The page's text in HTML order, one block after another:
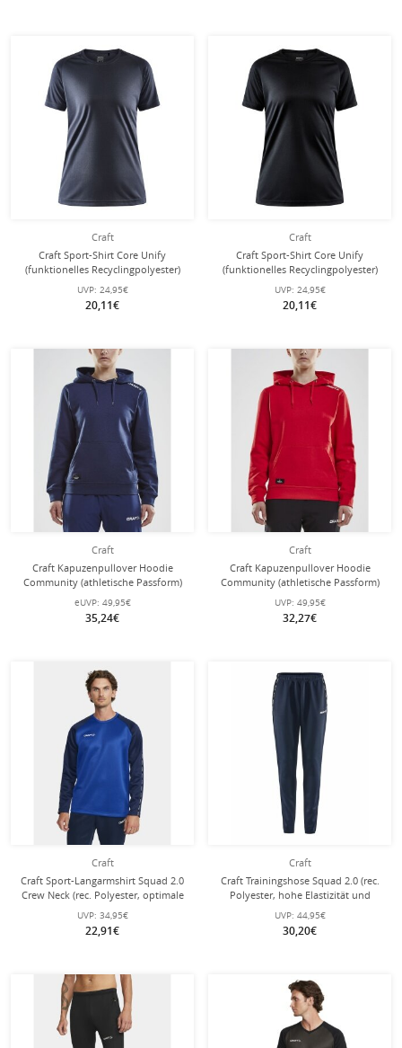
Craft
Craft Sport-Shirt Core Unify
(funktionelles Recyclingpolyester)
dunkelgrau Damen
UVP: 24,95€
20,11€
Craft
Craft Sport-Shirt Core Unify
(funktionelles Recyclingpolyester)
schwarz Damen
UVP: 24,95€
20,11€
Craft
Craft Kapuzenpullover Hoodie
Community (athletische Passform)
navyblau Damen
eUVP: 49,95€
35,24€
Craft
Craft Kapuzenpullover Hoodie
Community (athletische Passform)
rot Damen
UVP: 49,95€
32,27€
Craft
Craft Sport-Langarmshirt Squad 2.0
Crew Neck (rec. Polyester, optimale
Bewegungsfreiheit) kobaltblau
Herren
UVP: 34,95€
22,91€
Craft
Craft Trainingshose Squad 2.0 (rec.
Polyester, hohe Elastizität und
ergonomisches Design) lang
navyblau Herren
UVP: 44,95€
30,20€